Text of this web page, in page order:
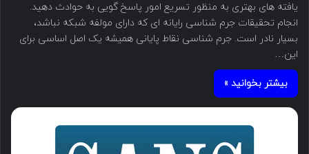
یافته های بهتری به منظور تسریع امور پاسخ گویی به حوادث دهید.
انجام تحقیقات جرم شناسی رایانه ای که دارای مولفه شبکه نباشد،
بسیار نادر است. جرم شناسی نقاط پایانی همیشه یک اصل اساسی برای
این…
بیشتر بخوانید »